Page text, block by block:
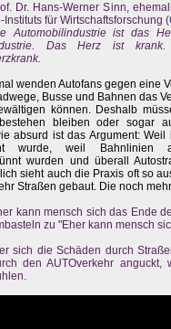
Dr. Hans-Werner Sinn,
Instituts für Wirtschaftsforschung (
Automobilindustrie ist das
Das Herz ist krank.
wenden Autofans gegen eine
Busse und Bahnen das
können. Deshalb
bleiben oder sogar
absurd ist das Argument: Weil
wurde, weil Bahnlinien
wurden und überall
sieht auch die Praxis oft so
Straßen gebaut. Die noch
kann mensch sich das Ende
zu "Eher kann mensch
sich die Schäden durch
den AUTOverkehr anguckt,